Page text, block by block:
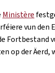
Ministère
vun
Fortbestand
op der